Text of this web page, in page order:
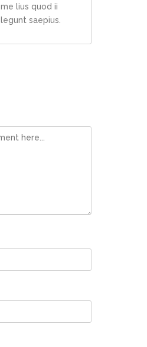
me lius quod ii
legunt saepius.